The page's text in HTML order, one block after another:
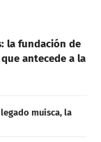
la fundación de
antecede a la
muisca, la